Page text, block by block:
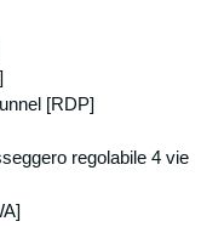
essere comunicati
di accedere ai
da disposizioni di
è prevista
generalizzata
all’ art.7 del D.Lgs.
riconosciuto il
e opposizione
[RDP]
regolabile 4 vie